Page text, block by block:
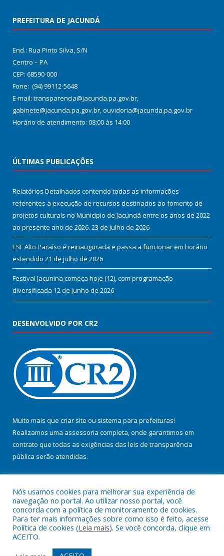
PREFEITURA DE JACUNDÁ
End.: Rua Pinto Silva, S/N
Centro – PA
CEP: 68590-000
Fone: (94) 99112-5648
E-mail: transparencia@jacunda.pa.gov.br,
gabinete@jacunda.pa.gov.br, ouvidoria@jacunda.pa.gov.br
Horário de atendimento: 08:00 às 14:00
ÚLTIMAS PUBLICAÇÕES
Relatórios Detalhados contendo todas as informações
referentes a execução de recursos destinados ao fomento de
projetos culturais no Município de Jacundá entre os anos de 2022
ao presente ano de 2026. 23 de julho de 2026
ESF Alto Paraíso é reinaugurada e passa a funcionar em horário
estendido 21 de julho de 2026
Festival Jacunina começa hoje (12), com programação
diversificada 12 de junho de 2026
DESENVOLVIDO POR CR2
Muito mais que criar site ou sistema para prefeituras!
Realizamos uma assessoria completa, onde garantimos em
contrato que todas as exigências das leis de transparência
pública serão atendidas.
Todos os direitos reservados a Prefeitura Municipal de Jacundá.
Nós usamos cookies para melhorar sua experiência de
navegação no portal. Ao utilizar nosso portal, você
concorda com a política de monitoramento de cookies.
Para ter mais informações sobre como isso é feito, acesse
Política de cookies (Leia mais). Se você concorda, clique em
ACEITO.